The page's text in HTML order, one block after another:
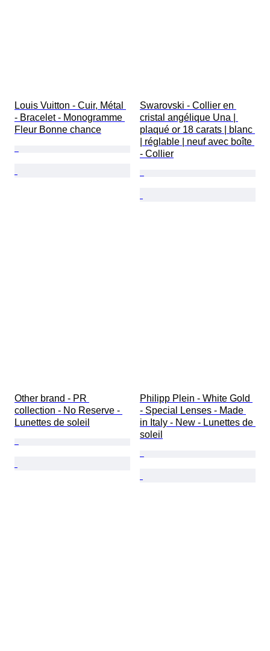
Louis Vuitton - Cuir, Métal
- Bracelet - Monogramme
Fleur Bonne chance
Swarovski - Collier en
cristal angélique Una |
plaqué or 18 carats | blanc
| réglable | neuf avec boîte
- Collier
Other brand - PR
collection - No Reserve -
Lunettes de soleil
Philipp Plein - White Gold
- Special Lenses - Made
in Italy - New - Lunettes de
soleil